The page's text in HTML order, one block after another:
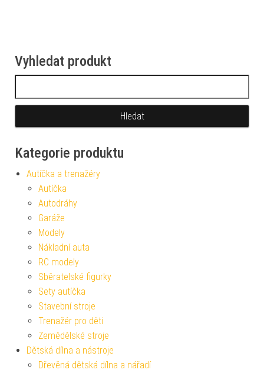
Vyhledat produkt
Kategorie produktu
Autíčka a trenažéry
Autíčka
Autodráhy
Garáže
Modely
Nákladní auta
RC modely
Sběratelské figurky
Sety autíčka
Stavební stroje
Trenažér pro děti
Zemědělské stroje
Dětská dílna a nástroje
Dřevěná dětská dílna a nářadí